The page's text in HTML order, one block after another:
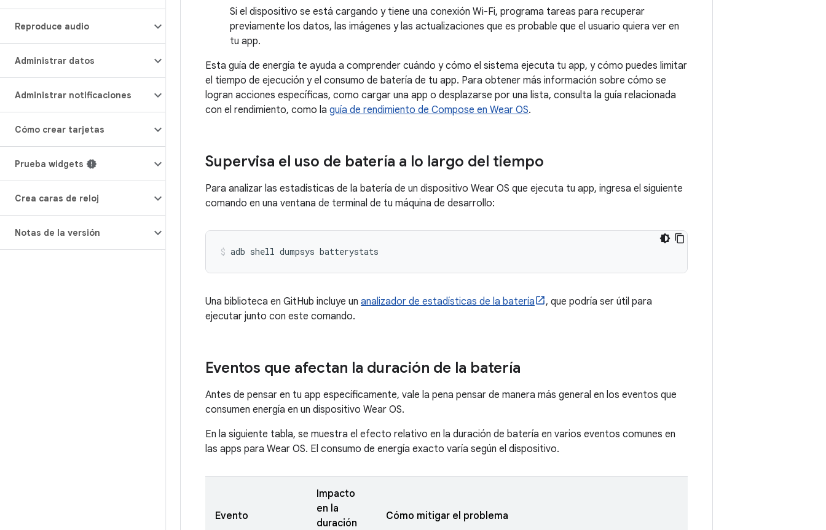
Reproduce audio
Administrar datos
Administrar notificaciones
Cómo crear tarjetas
Prueba widgets
Crea caras de reloj
Notas de la versión
Si el dispositivo se está cargando y tiene una conexión Wi-Fi, programa tareas para recuperar
previamente los datos, las imágenes y las actualizaciones que es probable que el usuario quiera ver en
tu app.
Esta guía de energía te ayuda a comprender cuándo y cómo el sistema ejecuta tu app, y cómo puedes limitar
el tiempo de ejecución y el consumo de batería de tu app. Para obtener más información sobre cómo se
logran acciones específicas, como cargar una app o desplazarse por una lista, consulta la guía relacionada
con el rendimiento, como la guía de rendimiento de Compose en Wear OS.
Supervisa el uso de batería a lo largo del tiempo
Para analizar las estadísticas de la batería de un dispositivo Wear OS que ejecuta tu app, ingresa el siguiente
comando en una ventana de terminal de tu máquina de desarrollo:
adb shell dumpsys
Una biblioteca en GitHub incluye un analizador de estadísticas de la batería
, que podría ser útil para
ejecutar junto con este comando.
Eventos que afectan la duración de la batería
Antes de pensar en tu app específicamente, vale la pena pensar de manera más general en los eventos que
consumen energía en un dispositivo Wear OS.
En la siguiente tabla, se muestra el efecto relativo en la duración de batería en varios eventos comunes en
las apps para Wear OS. El consumo de energía exacto varía según el dispositivo.
Evento
Impacto
en la
duración
Cómo mitigar el problema